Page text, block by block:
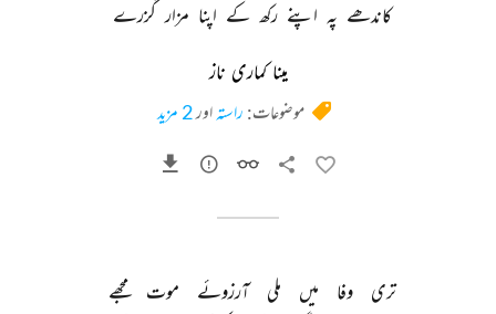
کاندھے پہ اپنے رکھ کے اپنا مزار گزرے
مینا کماری ناز
موضوعات: راستہ اور2 مزید
تری وفا میں ملی آرزوئے موت
مجھے